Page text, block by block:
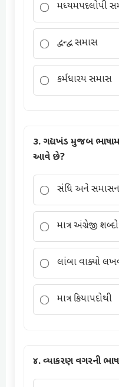
મધ્યમપદલોપી
દ્વન્દ્વ સમાસ
કર્મધારય સમાસ
૩. ગદ્યખંડ મુજબ
આવે છે?
સંધિ અને
માત્ર અંગ્રેજી
લાંબા વાક્યો
માત્ર ક્રિયાપદોથી
૪. વ્યાકરણ વગરની